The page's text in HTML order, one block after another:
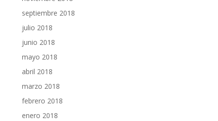
septiembre 2018
julio 2018
junio 2018
mayo 2018
abril 2018
marzo 2018
febrero 2018
enero 2018